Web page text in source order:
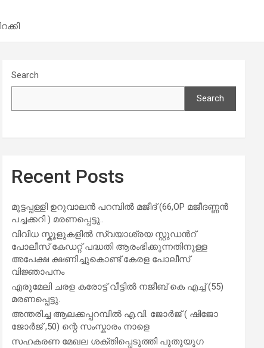
Search
Search
Recent Posts
മുട്ടപ്പള്ളി ഉറുവാലൻ പറമ്പിൽ മജീദ് (66,OP മജീദണ്ണൻ
പച്ചക്കറി ) മരണപ്പെട്ടു..
വിവിധ സ്കൂളുകളില്‍ സ്വയാശ്രയ സ്റ്റുഡന്‍റ്
പോലീസ് കേഡറ്റ് പദ്ധതി ആരംഭിക്കുന്നതിനുള്ള
അപേക്ഷ ക്ഷണിച്ചുകൊണ്ട് കേരള പോലീസ്
വിജ്ഞാപനം
എരുമേലി ചരള കരോട്ട് വീട്ടിൽ നജീബ് കെ എച്ച് (55)
മരണപ്പെട്ടു.
അന്തരിച്ച ആ​ല​ക്ക​പ്പ​റമ്പിൽ​ എ.​വി. ജോ​ർ​ജ് ( ഷിജോ
ജോർജ് ,50) ന്റെ സംസ്കാരം നാളെ
സഹകരണ മേഖല ശക്തിപ്പെടുത്തി പുതുയുഗ